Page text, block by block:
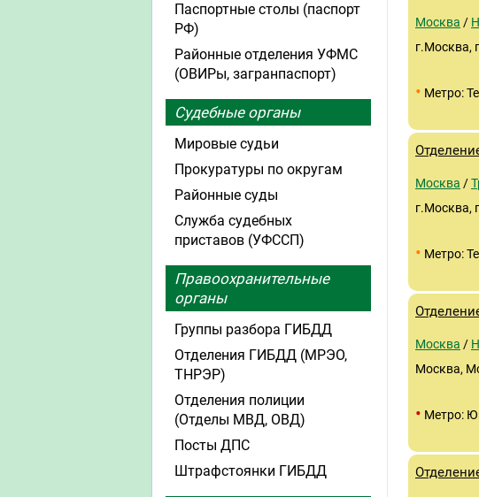
Москва /
г.Москва,
• Метро:
Москва /
г.Москва,
• Метро:
Москва /
Москва,
• Метро:
Паспортные столы (паспорт
РФ)
Районные отделения УФМС
(ОВИРы, загранпаспорт)
Судебные органы
Мировые судьи
Прокуратуры по округам
Районные суды
Служба судебных
приставов (УФССП)
Правоохранительные
органы
Группы разбора ГИБДД
Отделения ГИБДД (МРЭО,
ТНРЭР)
Отделения полиции
(Отделы МВД, ОВД)
Посты ДПС
Штрафстоянки ГИБДД